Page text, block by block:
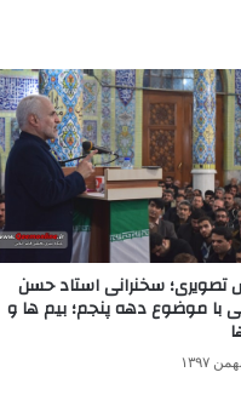
تصویری؛ سخنرانی استاد حسن
با موضوع دهه پنجم؛ بیم ها و